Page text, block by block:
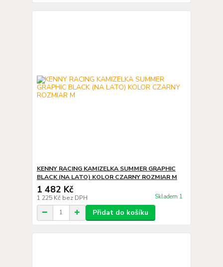
KENNY RACING KAMIZELKA SUMMER GRAPHIC
BLACK (NA LATO) KOLOR CZARNY ROZMIAR M
1 482 Kč
1 225 Kč bez DPH Skladem 1
Přidat do košíku